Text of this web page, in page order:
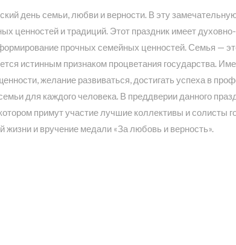
день семьи, любви и верности. В эту
ценностей и традиций. Этот праздник имеет
прочных семейных ценностей. Семья —
истинным признаком процветания государства.
желание развиваться, достигать успеха в
для каждого человека. В преддверии данного
примут участие лучшие коллективы и солисты
и вручение медали «За любовь и верность».